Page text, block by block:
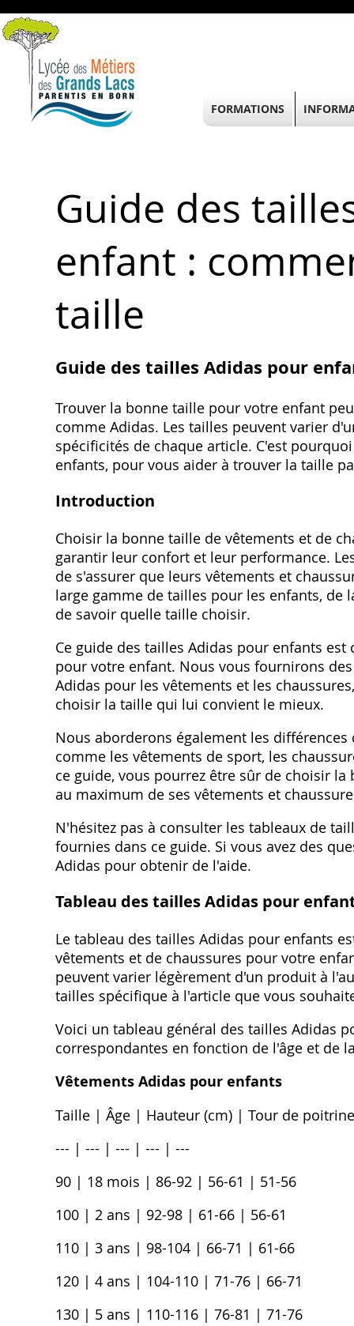
Guide des
enfant :
taille
Guide des tailles Adidas pour
Trouver la bonne taille pour votre enfant
comme Adidas. Les tailles peuvent varier
spécificités de chaque article. C'est
enfants, pour vous aider à trouver la taille
Introduction
Choisir la bonne taille de vêtements et de
garantir leur confort et leur performance.
de s'assurer que leurs vêtements et
large gamme de tailles pour les enfants,
de savoir quelle taille choisir.
Ce guide des tailles Adidas pour enfants
pour votre enfant. Nous vous fournirons
Adidas pour les vêtements et les
choisir la taille qui lui convient le mieux.
Nous aborderons également les
comme les vêtements de sport, les
ce guide, vous pourrez être sûr de choisir
au maximum de ses vêtements et
N'hésitez pas à consulter les tableaux de
fournies dans ce guide. Si vous avez des
Adidas pour obtenir de l'aide.
Tableau des tailles Adidas pour
Le tableau des tailles Adidas pour enfants
vêtements et de chaussures pour votre
peuvent varier légèrement d'un produit à
tailles spécifique à l'article que vous
Voici un tableau général des tailles Adidas
correspondantes en fonction de l'âge et de
Vêtements Adidas pour enfants
Taille | Âge | Hauteur (cm) | Tour de
--- | --- | --- | --- | ---
90 | 18 mois | 86-92 | 56-61 | 51-56
100 | 2 ans | 92-98 | 61-66 | 56-61
110 | 3 ans | 98-104 | 66-71 | 61-66
120 | 4 ans | 104-110 | 71-76 | 66-71
130 | 5 ans | 110-116 | 76-81 | 71-76
FORMATIONS